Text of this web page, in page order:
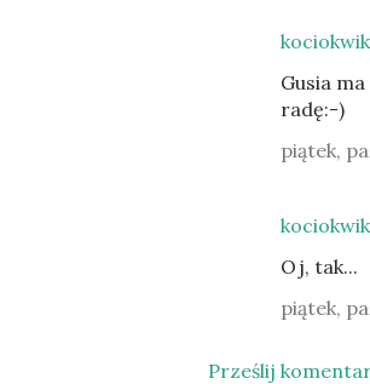
kociokwik
Gusia
radę:-)
piątek,
kociokwik
Oj, tak...
piątek,
Prześlij